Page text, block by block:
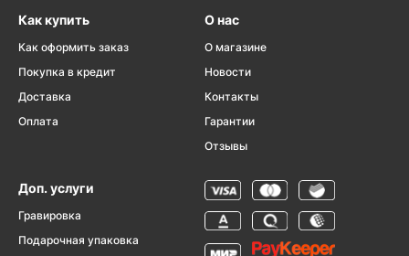
Как купить
Как оформить заказ
Покупка в кредит
Доставка
Оплата
О нас
О магазине
Новости
Контакты
Гарантии
Отзывы
Доп. услуги
Гравировка
Подарочная упаковка